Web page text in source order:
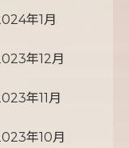
年1月
年12月
年11月
年10月